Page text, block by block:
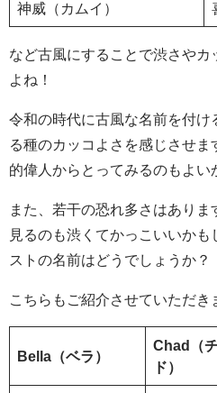
神威（カムイ）
など古風にすることで渋さやカ
よね！
令和の時代に古風な名前を付け
る種のカッコよさを感じさせま
的偉人からとってみるのもよい
また、若干の恐れ多さはあり
見るのも渋くてかっこいいかも
ストの名前はどうでしょうか？
こちらもご紹介させていただき
Bella（ベラ）
Chad（
ド）